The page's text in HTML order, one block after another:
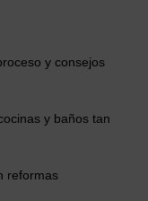
y consejos
y baños tan
reformas